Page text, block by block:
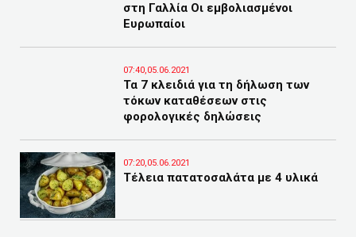
στη Γαλλία Οι εμβολιασμένοι
Ευρωπαίοι
07:40,05.06.2021
Τα 7 κλειδιά για τη δήλωση των
τόκων καταθέσεων στις
φορολογικές δηλώσεις
07:20,05.06.2021
Tέλεια πατατοσαλάτα με 4 υλικά